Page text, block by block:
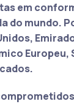
em
do mundo.
Europeu,